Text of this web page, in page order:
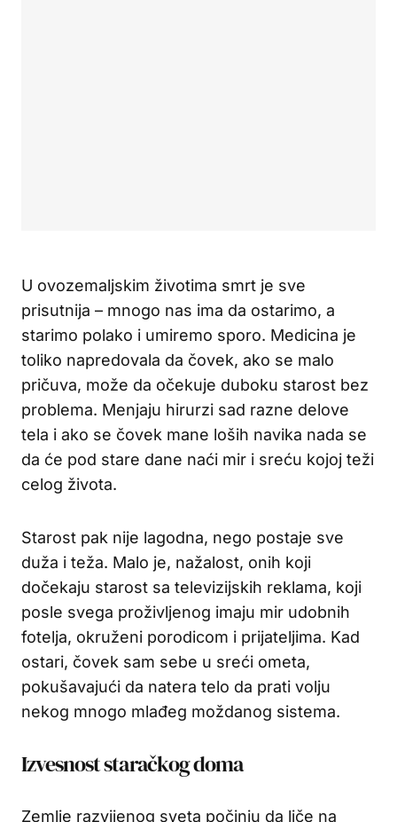
U ovozemaljskim životima smrt je sve
prisutnija – mnogo nas ima da ostarimo, a
starimo polako i umiremo sporo. Medicina je
toliko napredovala da čovek, ako se malo
pričuva, može da očekuje duboku starost bez
problema. Menjaju hirurzi sad razne delove
tela i ako se čovek mane loših navika nada se
da će pod stare dane naći mir i sreću kojoj teži
celog života.
Starost pak nije lagodna, nego postaje sve
duža i teža. Malo je, nažalost, onih koji
dočekaju starost sa televizijskih reklama, koji
posle svega proživljenog imaju mir udobnih
fotelja, okruženi porodicom i prijateljima. Kad
ostari, čovek sam sebe u sreći ometa,
pokušavajući da natera telo da prati volju
nekog mnogo mlađeg moždanog sistema.
Izvesnost staračkog doma
Zemlje razvijenog sveta počinju da liče na